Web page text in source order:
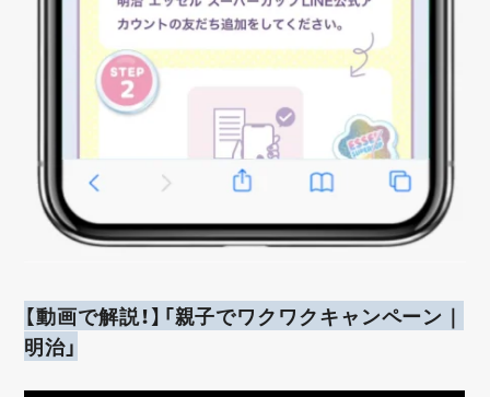
【動画で解説！】「親子でワクワクキャンペーン｜
明治」